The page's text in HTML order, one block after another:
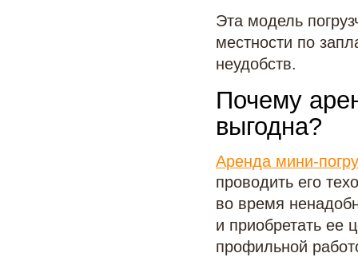
Эта модель
местности по
неудобств.
Почему
выгодна?
Аренда мини-
проводить его
во время
и приобретать ее
профильной